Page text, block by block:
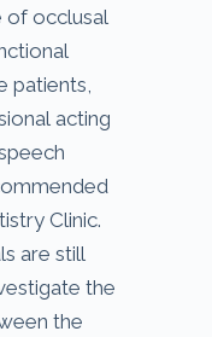
of occlusal
patients,
acting
Clinic.
are still
the
the